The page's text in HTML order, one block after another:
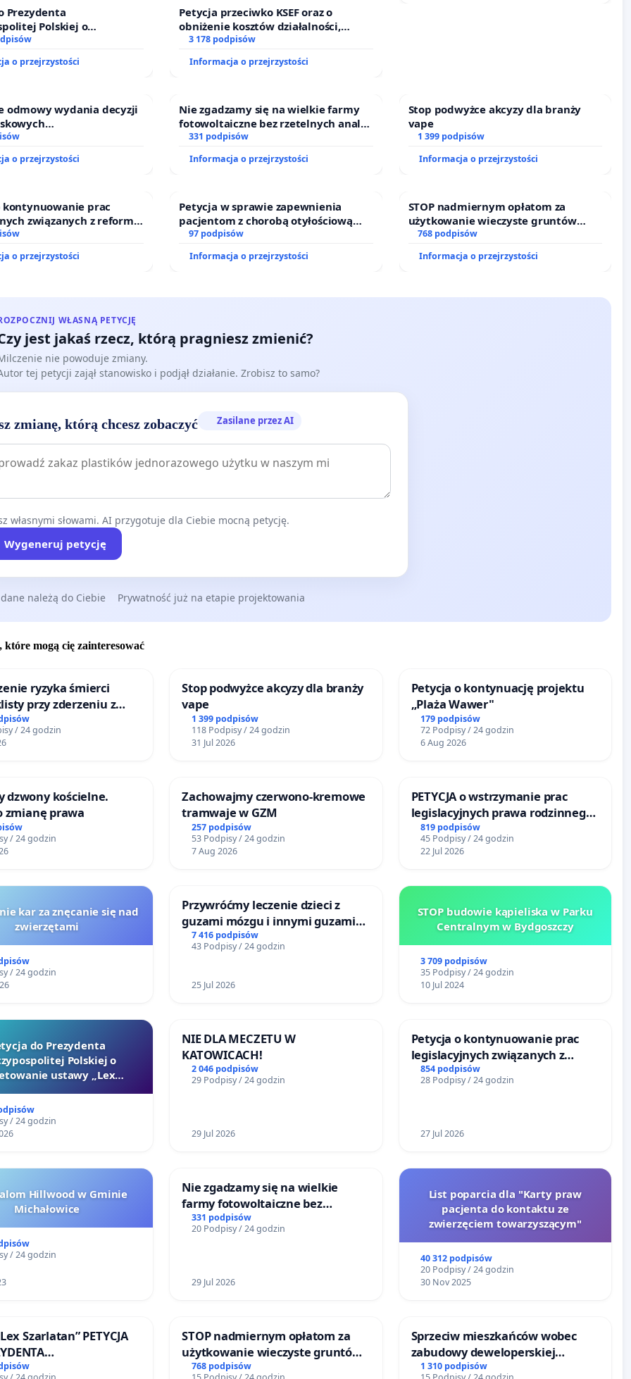
Prezydenta
Polskiej o
ustawy „Lex Szarlatan”
o przejrzystości
i sędziów
Petycja przeciwko KSEF oraz o
obniżenie kosztów działalności,
wprowadzenie odpowiedzialności
finansowej kluczowych urzędników i
sędziów
3 178 podpisów
Informacja o przejrzystości
odmowy wydania decyzji
dla budowy
biometanu
Ostrowiu Południowym
o przejrzystości
Nie zgadzamy się na wielkie farmy
fotowoltaiczne bez rzetelnych analiz
i akceptacji mieszkańców
331 podpisów
Informacja o przejrzystości
Stop podwyżce akcyzy dla branży
vape
1 399 podpisów
Informacja o przejrzystości
kontynuowanie prac
związanych z reformą
o przejrzystości
Petycja w sprawie zapewnienia
pacjentom z chorobą otyłościową
dostępu do kompleksowego leczenia
oraz programów profilaktycznych.
97 podpisów
Informacja o przejrzystości
STOP nadmiernym opłatom za
użytkowanie wieczyste gruntów
zajmowanych przez rodzinne ogrody
działkowe.
768 podpisów
Informacja o przejrzystości
WŁASNĄ PETYCJĘ
jest jakaś rzecz, którą pragniesz zmienić?
nie powoduje zmiany.
tej petycji zajął stanowisko i podjął działanie. Zrobisz to samo?
zmianę, którą chcesz zobaczyć Zasilane przez AI
własnymi słowami. AI przygotuje dla Ciebie mocną petycję.
Wygeneruj petycję
należą do Ciebie Prywatność już na etapie projektowania
które mogą cię zainteresować
ryzyka śmierci
przy zderzeniu z
/ 24 godzin
Stop podwyżce akcyzy dla branży
vape
1 399 podpisów
118 Podpisy / 24 godzin
31 Jul 2026
Petycja o kontynuację projektu
„Plaża Wawer"
179 podpisów
72 Podpisy / 24 godzin
6 Aug 2026
dzwony kościelne.
zmianę prawa
/ 24 godzin
Zachowajmy czerwono-kremowe
tramwaje w GZM
257 podpisów
53 Podpisy / 24 godzin
7 Aug 2026
PETYCJA o wstrzymanie prac
legislacyjnych prawa rodzinnego
narażających ofiary przemocy
819 podpisów
45 Podpisy / 24 godzin
22 Jul 2026
kar za znęcanie się nad
zwierzętami
/ 24 godzin
Przywróćmy leczenie dzieci z
guzami mózgu i innymi guzami
litymi do Górnośląskiego
Centrum Zdrowia Dziecka w
7 416 podpisów
43 Podpisy / 24 godzin
25 Jul 2026
STOP budowie kąpieliska w Parku
Centralnym w Bydgoszczy
3 709 podpisów
35 Podpisy / 24 godzin
10 Jul 2024
do Prezydenta
Polskiej o
ustawy „Lex
/ 24 godzin
NIE DLA MECZETU W
KATOWICACH!
2 046 podpisów
29 Podpisy / 24 godzin
29 Jul 2026
Petycja o kontynuowanie prac
legislacyjnych związanych z
reformą prawa rodzinnego
854 podpisów
28 Podpisy / 24 godzin
27 Jul 2026
Hillwood w Gminie
Michałowice
/ 24 godzin
Nie zgadzamy się na wielkie
farmy fotowoltaiczne bez
rzetelnych analiz i akceptacji
mieszkańców
331 podpisów
20 Podpisy / 24 godzin
29 Jul 2026
List poparcia dla "Karty praw
pacjenta do kontaktu ze
zwierzęciem towarzyszącym"
40 312 podpisów
20 Podpisy / 24 godzin
30 Nov 2025
Szarlatan” PETYCJA
POLSKIEJ
STOP nadmiernym opłatom za
użytkowanie wieczyste gruntów
zajmowanych przez rodzinne
768 podpisów
Sprzeciw mieszkańców wobec
zabudowy deweloperskiej
terenow zielonych w rejonie
1 310 podpisów